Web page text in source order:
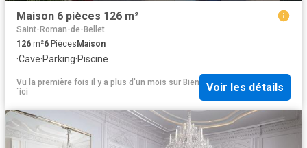
Maison 6 pièces 126 m²
Saint-Roman-de-Bellet
126 m²6 Pièces Maison
·Cave·Parking·Piscine
Vu la première fois il y a plus d'un mois sur Bien
´ici
Voir les détails